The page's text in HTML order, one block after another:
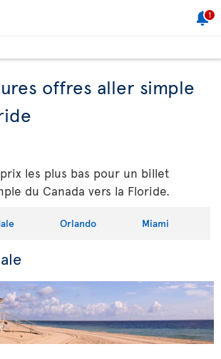
1
offres aller simple
les plus bas pour un billet
du Canada vers la Floride.
Orlando Miami